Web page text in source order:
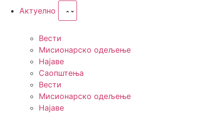
Актуелно
Вести
Мисионарско одељење
Најаве
Саопштења
Вести
Мисионарско одељење
Најаве